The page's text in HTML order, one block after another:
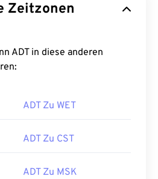
Zeitzonen
ADT in diese anderen
ADT Zu WET
ADT Zu CST
ADT Zu MSK